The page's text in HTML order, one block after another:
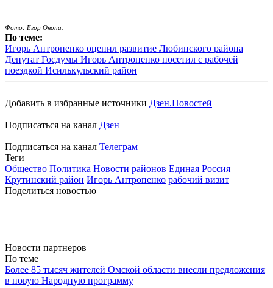
Фото: Егор Онопа.
По теме:
Игорь Антропенко оценил развитие Любинского района
Депутат Госдумы Игорь Антропенко посетил с рабочей
поездкой Исилькульский район
Добавить в избранные источники Дзен.Новостей
Подписаться на канал Дзен
Подписаться на канал Телеграм
Теги
Общество Политика Новости районов Единая Россия
Крутинский район Игорь Антропенко рабочий визит
Поделиться новостью
Новости партнеров
По теме
Более 85 тысяч жителей Омской области внесли предложения
в новую Народную программу